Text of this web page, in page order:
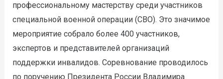
профессиональному мастерству среди участников
специальной военной операции (СВО). Это значимое
мероприятие собрало более 400 участников,
экспертов и представителей организаций
поддержки инвалидов. Соревнование проводилось
по поручению Президента России Владимира